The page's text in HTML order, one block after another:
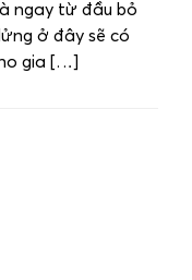
ngay từ đầu bỏ
ở đây sẽ có
gia […]